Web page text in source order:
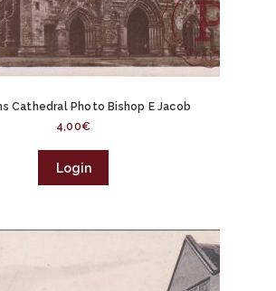
Cathedral Photo Bishop E Jacob
4,00€
Login